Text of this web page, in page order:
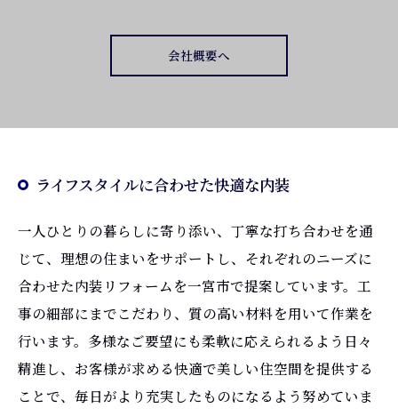
会社概要へ
ライフスタイルに合わせた快適な内装
一人ひとりの暮らしに寄り添い、丁寧な打ち合わせを通
じて、理想の住まいをサポートし、それぞれのニーズに
合わせた内装リフォームを一宮市で提案しています。工
事の細部にまでこだわり、質の高い材料を用いて作業を
行います。多様なご要望にも柔軟に応えられるよう日々
精進し、お客様が求める快適で美しい住空間を提供する
ことで、毎日がより充実したものになるよう努めていま